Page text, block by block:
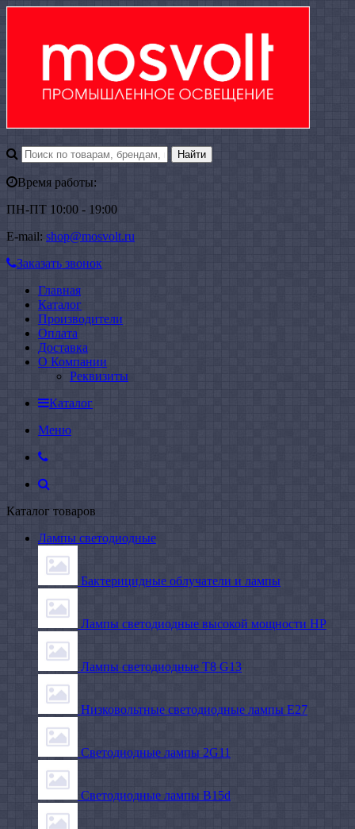
Время работы:
ПН-ПТ 10:00 - 19:00
E-mail: shop@mosvolt.ru
Заказать звонок
Главная
Каталог
Производители
Оплата
Доставка
О Компании
Реквизиты
Каталог
Меню
Каталог товаров
Лампы светодиодные
Бактерицидные облучатели и лампы
Лампы светодиодные высокой мощности HP
Лампы светодиодные Т8 G13
Низковольтные светодиодные лампы E27
Светодиодные лампы 2G11
Светодиодные лампы B15d